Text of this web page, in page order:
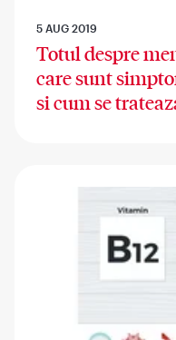
5 AUG 2019
Totul despre
care sunt
si cum se